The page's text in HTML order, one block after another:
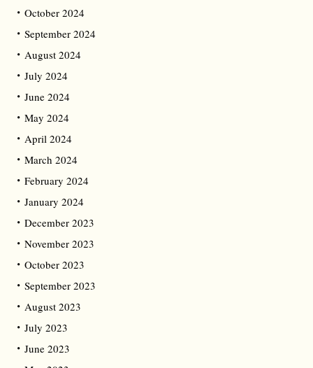
October 2024
September 2024
August 2024
July 2024
June 2024
May 2024
April 2024
March 2024
February 2024
January 2024
December 2023
November 2023
October 2023
September 2023
August 2023
July 2023
June 2023